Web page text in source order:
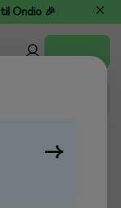
Ondio 🎉
→